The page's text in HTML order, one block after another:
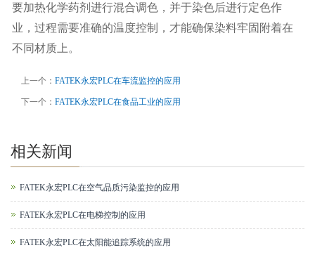
要加热化学药剂进行混合调色，并于染色后进行定色作
业，过程需要准确的温度控制，才能确保染料牢固附着在
不同材质上。
上一个： FATEK永宏PLC在车流监控的应用
下一个： FATEK永宏PLC在食品工业的应用
相关新闻
FATEK永宏PLC在空气品质污染监控的应用
FATEK永宏PLC在电梯控制的应用
FATEK永宏PLC在太阳能追踪系统的应用